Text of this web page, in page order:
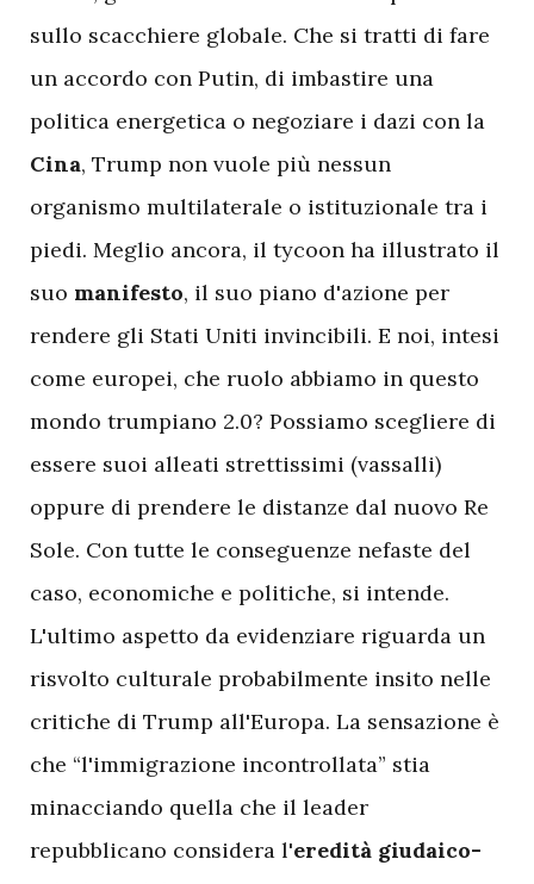
sullo scacchiere globale. Che si tratti di fare
un accordo con Putin, di imbastire una
politica energetica o negoziare i dazi con la
Cina, Trump non vuole più nessun
organismo multilaterale o istituzionale tra i
piedi. Meglio ancora, il tycoon ha illustrato il
suo manifesto, il suo piano d'azione per
rendere gli Stati Uniti invincibili. E noi, intesi
come europei, che ruolo abbiamo in questo
mondo trumpiano 2.0? Possiamo scegliere di
essere suoi alleati strettissimi (vassalli)
oppure di prendere le distanze dal nuovo Re
Sole. Con tutte le conseguenze nefaste del
caso, economiche e politiche, si intende.
L'ultimo aspetto da evidenziare riguarda un
risvolto culturale probabilmente insito nelle
critiche di Trump all'Europa. La sensazione è
che “l'immigrazione incontrollata” stia
minacciando quella che il leader
repubblicano considera l'eredità giudaico-